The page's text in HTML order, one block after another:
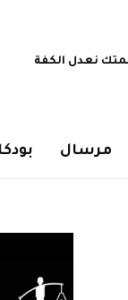
نعدل الكفة
مرسال